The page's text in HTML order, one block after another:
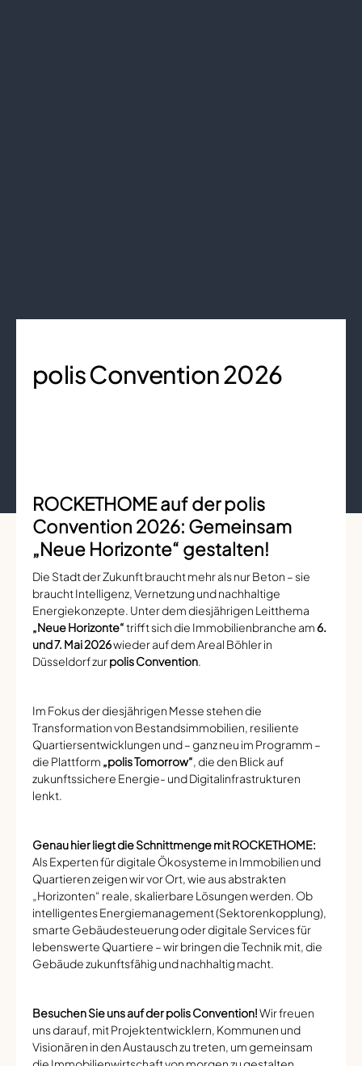
polis Convention 2026
ROCKETHOME auf der polis
Convention 2026: Gemeinsam
„Neue Horizonte“ gestalten!
Die Stadt der Zukunft braucht mehr als nur Beton – sie
braucht Intelligenz, Vernetzung und nachhaltige
Energiekonzepte. Unter dem diesjährigen Leitthema
„Neue Horizonte“trifft sich die Immobilienbranche am6.
und 7. Mai 2026wieder auf dem Areal Böhler in
Düsseldorf zurpolis Convention.
Im Fokus der diesjährigen Messe stehen die
Transformation von Bestandsimmobilien, resiliente
Quartiersentwicklungen und – ganz neu im Programm –
die Plattform „polis Tomorrow“, die den Blick auf
zukunftssichere Energie- und Digitalinfrastrukturen
lenkt.
Genau hier liegt die Schnittmenge mit ROCKETHOME:
Als Experten für digitale Ökosysteme in Immobilien und
Quartieren zeigen wir vor Ort, wie aus abstrakten
„Horizonten“ reale, skalierbare Lösungen werden. Ob
intelligentes Energiemanagement (Sektorenkopplung),
smarte Gebäudesteuerung oder digitale Services für
lebenswerte Quartiere – wir bringen die Technik mit, die
Gebäude zukunftsfähig und nachhaltig macht.
Besuchen Sie uns auf der polis Convention!Wir freuen
uns darauf, mit Projektentwicklern, Kommunen und
Visionären in den Austausch zu treten, um gemeinsam